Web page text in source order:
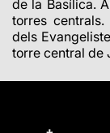
de la Basílica.
torres
dels
torre central de